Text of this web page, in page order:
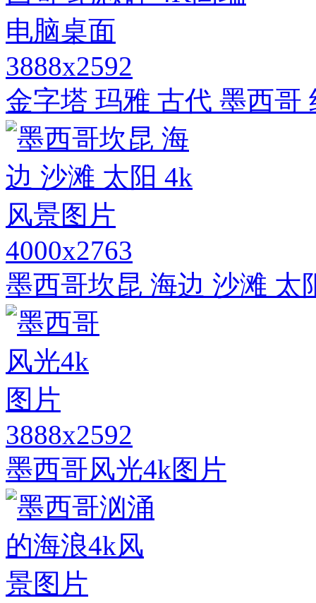
3888x2592
金字塔 玛雅 古代 墨西哥
4000x2763
墨西哥坎昆 海边 沙滩 太
3888x2592
墨西哥风光4k图片